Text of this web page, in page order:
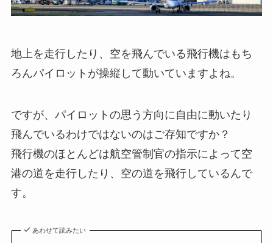
地上を走行したり、空を飛んでいる飛行機はもち
ろんパイロットが操縦して動いていますよね。
ですが、パイロットの思う方向に自由に動いたり
飛んでいるわけではないのはご存知ですか？
飛行機のほとんどは航空管制官の指示によって空
港の道を走行したり、空の道を飛行しているんで
す。
あわせて読みたい